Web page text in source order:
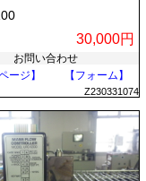
30,000円
お問い合わせ
ージ】
【フォーム】
Z230331074